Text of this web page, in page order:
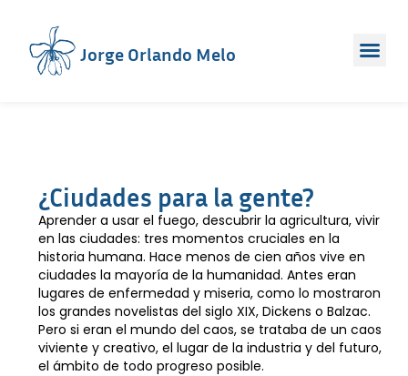
Jorge Orlando Melo
¿Ciudades para la gente?
Aprender a usar el fuego, descubrir la agricultura, vivir
en las ciudades: tres momentos cruciales en la
historia humana. Hace menos de cien años vive en
ciudades la mayoría de la humanidad. Antes eran
lugares de enfermedad y miseria, como lo mostraron
los grandes novelistas del siglo XIX, Dickens o Balzac.
Pero si eran el mundo del caos, se trataba de un caos
viviente y creativo, el lugar de la industria y del futuro,
el ámbito de todo progreso posible.